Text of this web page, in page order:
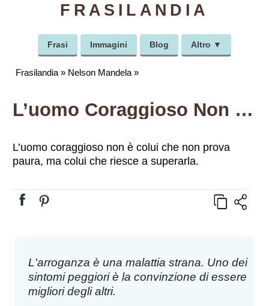
FRASILANDIA
Frasi Immagini Blog Altro ▼
Frasilandia » Nelson Mandela »
L’uomo Coraggioso Non È Colui Che Non Prova Paura, Ma Colui Che Riesce A Superarla.
L’uomo coraggioso non è colui che non prova
paura, ma colui che riesce a superarla.
L'arroganza è una malattia strana. Uno dei
sintomi peggiori è la convinzione di essere
migliori degli altri.